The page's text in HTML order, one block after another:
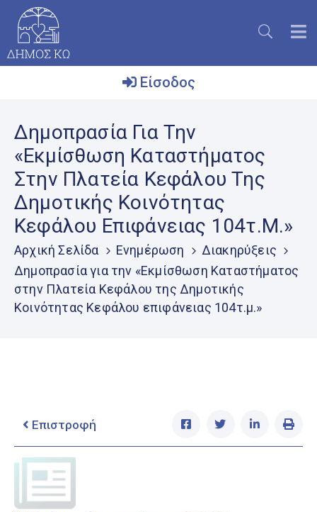
Δήμος
Το
Νησί
Ενημέρωση
Επικοινωνία
Μητρώο
Εθελοντών
Είσοδος
Δημοπρασία Για Την
«Εκμίσθωση Καταστήματος
Στην Πλατεία Κεφάλου Της
Δημοτικής Κοινότητας
Κεφάλου Επιφάνειας 104τ.μ.»
Αρχική Σελίδα Ενημέρωση
Διακηρύξεις
Δημοπρασία για την «Εκμίσθωση Καταστήματος
στην Πλατεία Κεφάλου της Δημοτικής
Κοινότητας Κεφάλου επιφάνειας 104τ.μ.»
Επιστροφή